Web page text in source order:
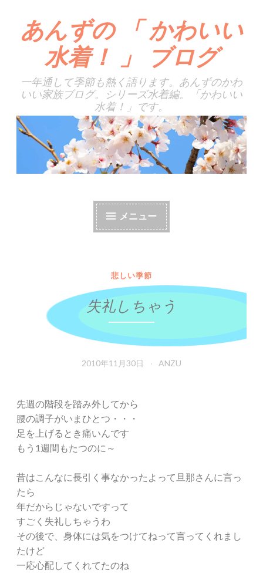
ン
ツ
へ
キ
あんずの 「 かわいい
水着！ 」 ブログ
一年通して季節も熱く語ります。あんずのかわ
いい家族ブログ。シリーズ水着編。「かわいい
水着！」です。
メニュー
悲しい季節
失礼しちゃう
2010年11月30日 ANZU
先週の階段を踏み外してから
腰の調子がいまひとつ・・・
足を上げるとき痛いんです
もう1週間もたつのに～
昔はこんなに長引く事なかったよって旦那さんに言っ
たら
年だからじゃないですって
すごく失礼しちゃうわ
その後で、身体には気をつけてねって言ってくれまし
たけど
一応心配してくれてたのね